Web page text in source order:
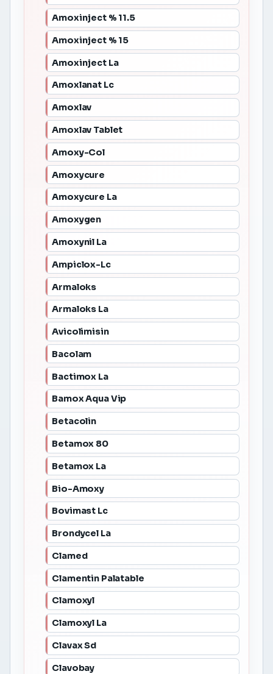
Amoxinject % 11.5
Amoxinject % 15
Amoxinject La
Amoxlanat Lc
Amoxlav
Amoxlav Tablet
Amoxy-Col
Amoxycure
Amoxycure La
Amoxygen
Amoxynil La
Ampiclox-Lc
Armaloks
Armaloks La
Avicolimisin
Bacolam
Bactimox La
Bamox Aqua Vip
Betacolin
Betamox 80
Betamox La
Bio-Amoxy
Bovimast Lc
Brondycel La
Clamed
Clamentin Palatable
Clamoxyl
Clamoxyl La
Clavax Sd
Clavobay